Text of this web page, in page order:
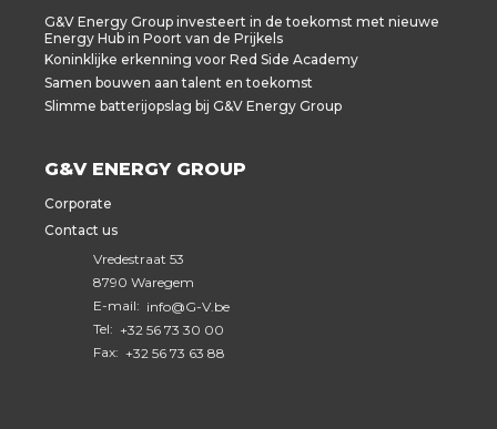
G&V Energy Group investeert in de toekomst met nieuwe
Energy Hub in Poort van de Prijkels
Koninklijke erkenning voor Red Side Academy
Samen bouwen aan talent en toekomst
Slimme batterijopslag bij G&V Energy Group
G&V ENERGY GROUP
Corporate
Contact us
Vredestraat 53
8790 Waregem
E-mail: info@G-V.be
Tel: +32 56 73 30 00
Fax: +32 56 73 63 88